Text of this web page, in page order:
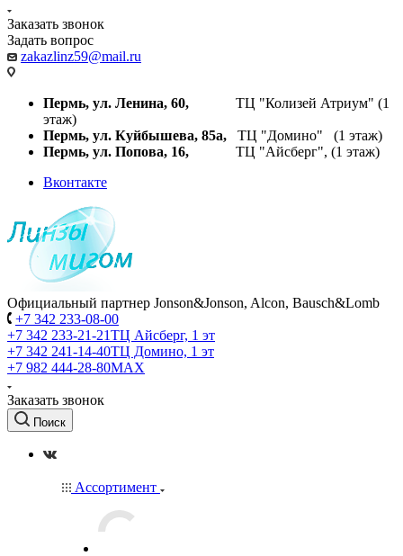
Заказать звонок
Задать вопрос
zakazlinz59@mail.ru
Пермь, ул. Ленина, 60, ТЦ "Колизей Атриум" (1
этаж)
Пермь, ул. Куйбышева, 85а, ТЦ "Домино" (1 этаж)
Пермь, ул. Попова, 16, ТЦ "Айсберг", (1 этаж)
Вконтакте
Официальный партнер Jonson&Jonson, Alcon, Bausch&Lomb
+7 342 233-08-00
+7 342 233-21-21ТЦ Айсберг, 1 эт
+7 342 241-14-40ТЦ Домино, 1 эт
+7 982 444-28-80MAX
Заказать звонок
Поиск
Ассортимент